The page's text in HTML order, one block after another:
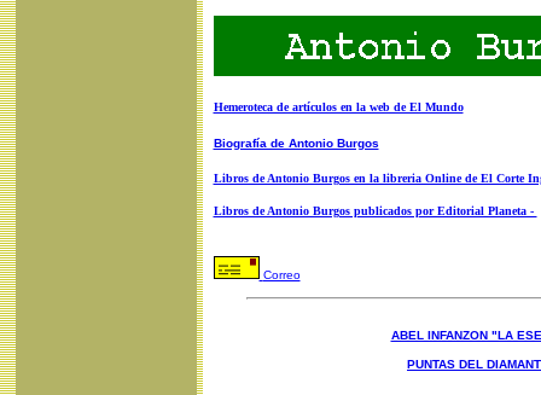
Hemeroteca de artículos en la web de El Mundo
Biografía de Antonio Burgos
Libros de Antonio Burgos en la libreria Online de El Corte
Libros de Antonio Burgos publicados por Editorial Planeta -
Correo
ABEL INFANZON "LA
PUNTAS DEL